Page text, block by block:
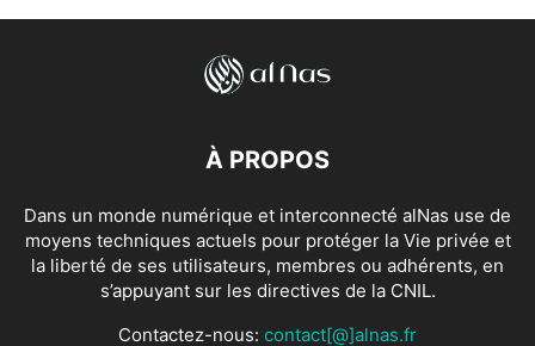
À PROPOS
Dans un monde numérique et interconnecté alNas use de
moyens techniques actuels pour protéger la Vie privée et
la liberté de ses utilisateurs, membres ou adhérents, en
s’appuyant sur les directives de la CNIL.
Contactez-nous: contact[@]alnas.fr